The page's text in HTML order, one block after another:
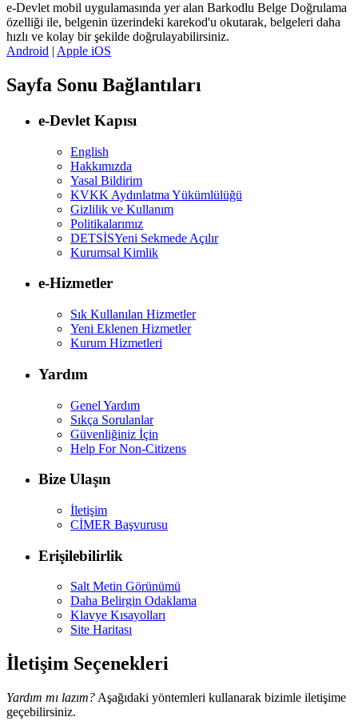
e-Devlet mobil uygulamasında yer alan Barkodlu Belge Doğrulama
özelliği ile, belgenin üzerindeki karekod'u okutarak, belgeleri daha
hızlı ve kolay bir şekilde doğrulayabilirsiniz.
Android | Apple iOS
Sayfa Sonu Bağlantıları
e-Devlet Kapısı
English
Hakkımızda
Yasal Bildirim
KVKK Aydınlatma Yükümlülüğü
Gizlilik ve Kullanım
Politikalarımız
DETSİSYeni Sekmede Açılır
Kurumsal Kimlik
e-Hizmetler
Sık Kullanılan Hizmetler
Yeni Eklenen Hizmetler
Kurum Hizmetleri
Yardım
Genel Yardım
Sıkça Sorulanlar
Güvenliğiniz İçin
Help For Non-Citizens
Bize Ulaşın
İletişim
CİMER Başvurusu
Erişilebilirlik
Salt Metin Görünümü
Daha Belirgin Odaklama
Klavye Kısayolları
Site Haritası
İletişim Seçenekleri
Yardım mı lazım? Aşağıdaki yöntemleri kullanarak bizimle iletişime
geçebilirsiniz.